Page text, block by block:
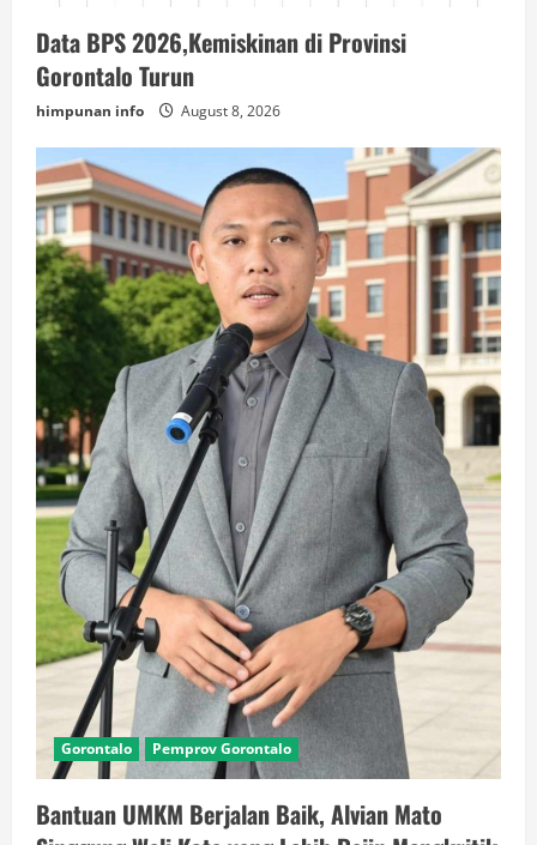
Data BPS 2026,Kemiskinan di Provinsi
Gorontalo Turun
himpunan info August 8, 2026
Gorontalo Pemprov Gorontalo
Bantuan UMKM Berjalan Baik, Alvian Mato